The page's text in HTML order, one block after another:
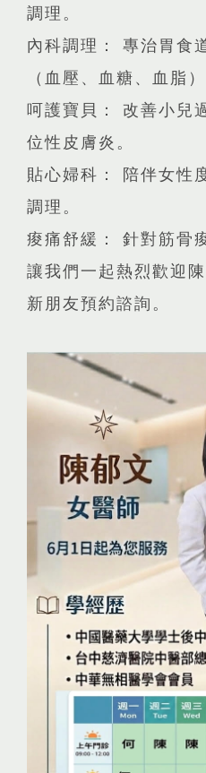
調理。
內科調理： 專治胃食
（血壓、血糖、血脂）
呵護寶貝： 改善小兒
位性皮膚炎。
貼心婦科： 陪伴女性
調理。
痠痛舒緩： 針對筋骨
讓我們一起熱烈歡迎
新朋友預約諮詢。